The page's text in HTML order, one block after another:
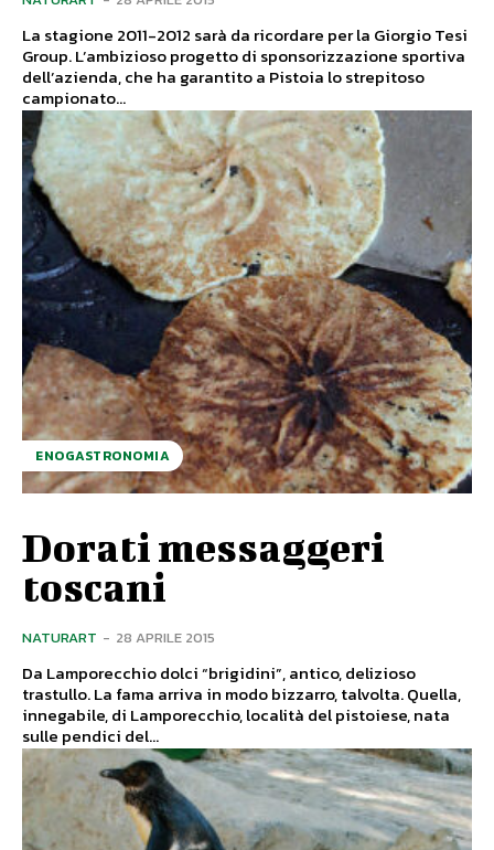
La stagione 2011-2012 sarà da ricordare per la Giorgio Tesi
Group. L’ambizioso progetto di sponsorizzazione sportiva
dell’azienda, che ha garantito a Pistoia lo strepitoso
campionato...
ENOGASTRONOMIA
Dorati messaggeri
toscani
NATURART - 28 APRILE 2015
Da Lamporecchio dolci “brigidini”, antico, delizioso
trastullo. La fama arriva in modo bizzarro, talvolta. Quella,
innegabile, di Lamporecchio, località del pistoiese, nata
sulle pendici del...